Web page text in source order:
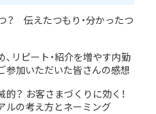
？ 伝えたつもり・分かったつ
リピート・紹介を増やす内勤
参加いただいた皆さんの感想
？ お客さまづくりに効く！
ルの考え方とネーミング